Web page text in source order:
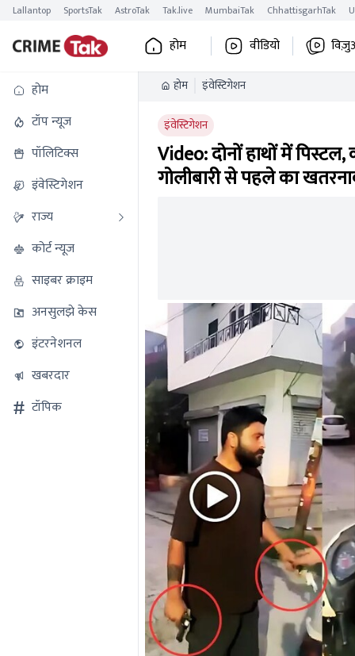
Lallantop SportsTak AstroTak Tak.live MumbaiTak ChhattisgarhTak
होम वीडियो
होम
टॉप न्यूज
पॉलिटिक्स
इंवेस्टिगेशन
राज्य
कोर्ट न्यूज
साइबर क्राइम
अनसुलझे केस
इंटरनेशनल
खबरदार
टॉपिक
होम इंवेस्टिगेशन
इंवेस्टिगेशन
Video: दोनों हाथों में
गोलीबारी से पहले का